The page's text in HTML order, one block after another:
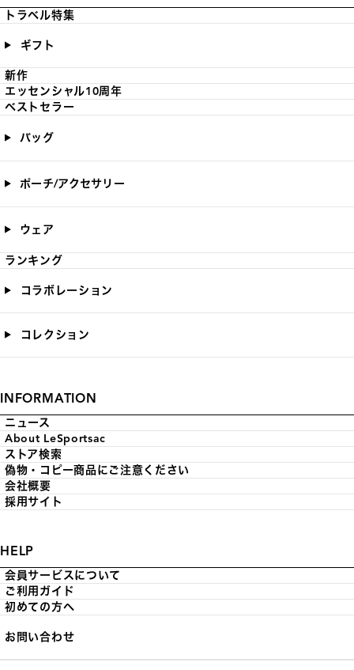
トラベル特集
ギフト
新作
エッセンシャル10周年
ベストセラー
バッグ
ポーチ/アクセサリー
ウェア
ランキング
コラボレーション
コレクション
INFORMATION
ニュース
About LeSportsac
ストア検索
偽物・コピー商品にご注意ください
会社概要
採用サイト
HELP
会員サービスについて
ご利用ガイド
初めての方へ
お問い合わせ